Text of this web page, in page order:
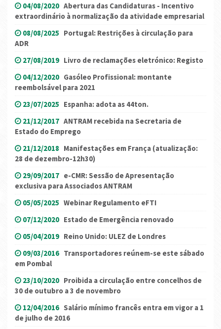
04/08/2020 Abertura das Candidaturas - Incentivo
extraordinário à normalização da atividade empresarial
08/08/2025 Portugal: Restrições à circulação para
ADR
27/08/2019 Livro de reclamações eletrónico: Registo
04/12/2020 Gasóleo Profissional: montante
reembolsável para 2021
23/07/2025 Espanha: adota as 44ton.
21/12/2017 ANTRAM recebida na Secretaria de
Estado do Emprego
21/12/2018 Manifestações em França (atualização:
28 de dezembro-12h30)
29/09/2017 e-CMR: Sessão de Apresentação
exclusiva para Associados ANTRAM
05/05/2025 Webinar Regulamento eFTI
07/12/2020 Estado de Emergência renovado
05/04/2019 Reino Unido: ULEZ de Londres
09/03/2016 Transportadores reúnem-se este sábado
em Pombal
23/10/2020 Proibida a circulação entre concelhos de
30 de outubro a 3 de novembro
12/04/2016 Salário mínimo francês entra em vigor a 1
de julho de 2016